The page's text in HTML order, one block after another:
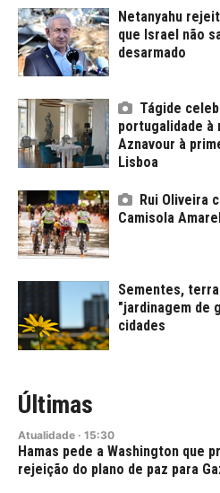
Netanyahu
que Israel não
desarmado
Tágide
portugalidade à
Aznavour à
Lisboa
Rui Oliveira
Camisola
Sementes,
"jardinagem de
cidades
Últimas
Atualidade · 15:30
Hamas pede a Washington que
rejeição do plano de paz para